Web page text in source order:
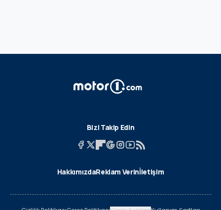
Bizi Takip Edin
HakkımızdaReklam Verinİletişim